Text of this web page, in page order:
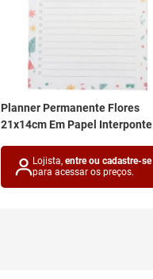
Planner Permanente Flores
21x14cm Em Papel Interponte
Lojista, entre ou cadastre-se
para acessar os preços.